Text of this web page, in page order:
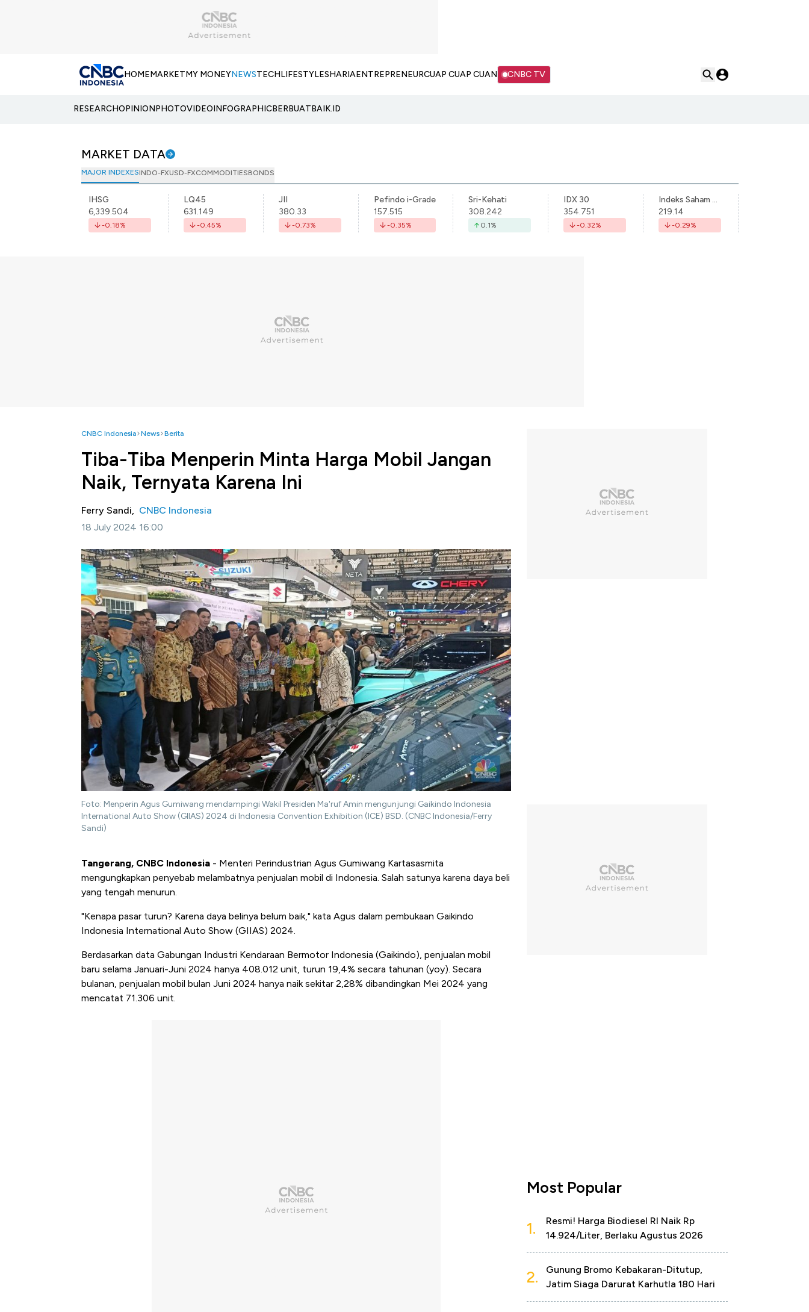
HOMEMARKETMY MONEYNEWSTECHLIFESTYLESHARIAENTREPRENEURCUAP CUAP CUAN CNBC TV
RESEARCHOPINIONPHOTOVIDEOINFOGRAPHICBERBUATBAIK.ID
MARKET DATA
MAJOR INDEXESINDO-FXUSD-FXCOMMODITIESBONDS
IHSG
6,339.504
-0.18%
LQ45
631.149
-0.45%
JII
380.33
-0.73%
Pefindo i-Grade
157.515
-0.35%
Sri-Kehati
308.242
0.1%
IDX 30
354.751
-0.32%
Indeks Saham Syariah Indonesia
219.14
-0.29%
CNBC Indonesia News Berita
Tiba-Tiba Menperin Minta Harga Mobil Jangan
Naik, Ternyata Karena Ini
Ferry Sandi, CNBC Indonesia
18 July 2024 16:00
Foto: Menperin Agus Gumiwang mendampingi Wakil Presiden Ma'ruf Amin mengunjungi Gaikindo Indonesia
International Auto Show (GIIAS) 2024 di Indonesia Convention Exhibition (ICE) BSD. (CNBC Indonesia/Ferry
Sandi)
Tangerang, CNBC Indonesia - Menteri Perindustrian Agus Gumiwang Kartasasmita
mengungkapkan penyebab melambatnya penjualan mobil di Indonesia. Salah satunya karena daya beli
yang tengah menurun.
"Kenapa pasar turun? Karena daya belinya belum baik," kata Agus dalam pembukaan Gaikindo
Indonesia International Auto Show (GIIAS) 2024.
Berdasarkan data Gabungan Industri Kendaraan Bermotor Indonesia (Gaikindo), penjualan mobil
baru selama Januari-Juni 2024 hanya 408.012 unit, turun 19,4% secara tahunan (yoy). Secara
bulanan, penjualan mobil bulan Juni 2024 hanya naik sekitar 2,28% dibandingkan Mei 2024 yang
mencatat 71.306 unit.
Most Popular
1.
Resmi! Harga Biodiesel RI Naik Rp
14.924/Liter, Berlaku Agustus 2026
2.
Gunung Bromo Kebakaran-Ditutup,
Jatim Siaga Darurat Karhutla 180 Hari